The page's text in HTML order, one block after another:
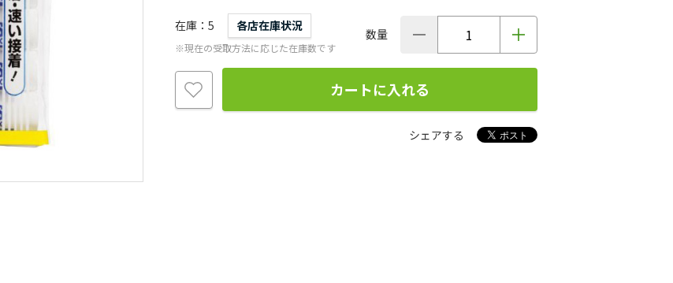
在庫 5 各店在庫状況
※現在の受取方法に応じた在庫数です
数量
カートに入れる
シェアする